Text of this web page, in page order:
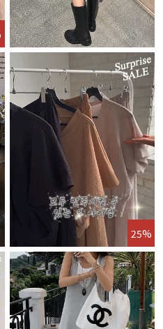
25%